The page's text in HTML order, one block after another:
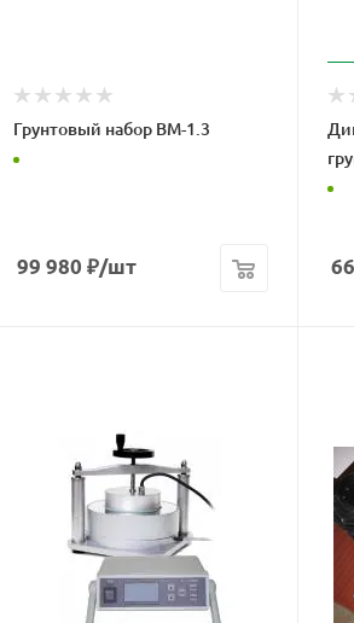
Грунтовый набор ВМ-1.3
99 980 ₽/шт